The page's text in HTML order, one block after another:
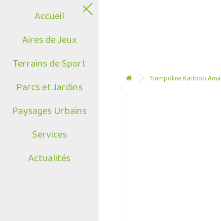
Accueil
Aires de Jeux
Terrains de Sport
Parcs et Jardins
Paysages Urbains
Services
Actualités
Trampoline Kariboo